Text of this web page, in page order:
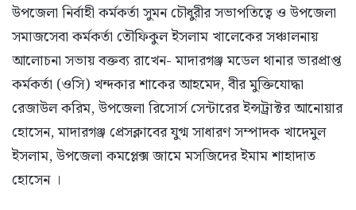
উপজেলা নির্বাহী কর্মকর্তা সুমন চৌধুরীর সভাপতিত্বে ও উপজেলা
সমাজসেবা কর্মকর্তা তৌফিকুল ইসলাম খালেকের সঞ্চালনায়
আলোচনা সভায় বক্তব্য রাখেন- মাদারগঞ্জ মডেল থানার ভারপ্রাপ্ত
কর্মকর্তা (ওসি) খন্দকার শাকের আহমেদ, বীর মুক্তিযোদ্ধা
রেজাউল করিম, উপজেলা রিসোর্স সেন্টারের ইন্সট্রাক্টর আনোয়ার
হোসেন, মাদারগঞ্জ প্রেসক্লাবের যুগ্ম সাধারণ সম্পাদক খাদেমুল
ইসলাম, উপজেলা কমপ্লেক্স জামে মসজিদের ইমাম শাহাদাত
হোসেন ।